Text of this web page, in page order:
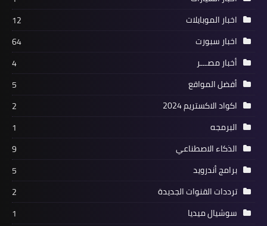
اخبار الموبايلات
12
اخبار سبورت
64
أخبار مصـــر
4
أفضل المواقع
5
اكواد الاكستريم 2024
2
البرمجه
1
الذكاء الاصطناعي
9
برامج أندرويد
5
ترددات القنوات الجديدة
2
سوشيال ميديا
1